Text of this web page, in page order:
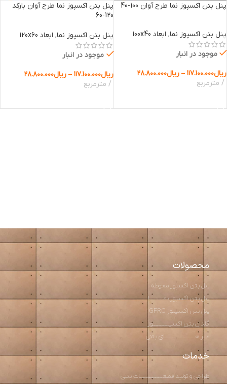
پنل بتن اکسپوز نما طرح آوان 100-40
پنل بتن اکسپوز نما, ابعاد 100x40
موجود در انبار
ریال۱۱۷.۱۰۰.۰۰۰ – ریال۲۸.۸۰۰.۰۰۰
مترمربع
پنل بتن اکسپوز نما طرح آوان بارکد
120-60
پنل بتن اکسپوز نما, ابعاد 120x60
موجود در انبار
ریال۱۱۷.۱۰۰.۰۰۰ – ریال۲۸.۸۰۰.۰۰۰
مترمربع
محصولات
پنل بتن اکسپوز محوطه
پنل بتن اکسپوز نمـــــــــا
پنل بتن اکسپــوز GFRC
گلدان بتن اکسپـــــــــــوز
میز هــــــــــــــــــــای بتنی
خدمات
طراحی و تولید قطعـــــــــــــــات بتنی